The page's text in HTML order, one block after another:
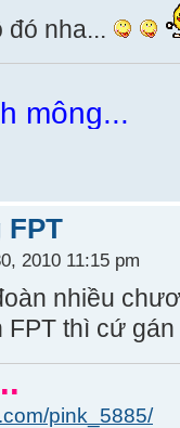
đó nha...
mông...
2010 11:15 pm
nhiều
FPT thì cứ
pink_5885/